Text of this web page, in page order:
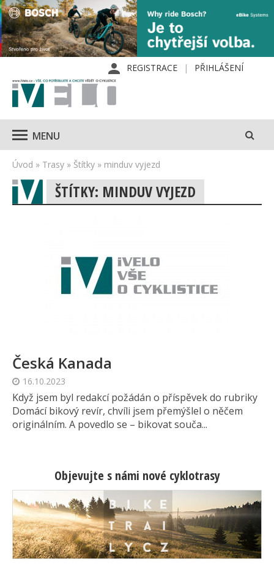
REGISTRACE PŘIHLÁŠENÍ
MENU
Úvod » Trasy » Štítky » minduv vyjezd
ŠTÍTKY: MINDUV VYJEZD
Česká Kanada
16.10.2023
Když jsem byl redakcí požádán o příspěvek do rubriky
Domácí bikový revír, chvíli jsem přemýšlel o něčem
originálním. A povedlo se – bikovat souča...
Objevujte s námi nové cyklotrasy